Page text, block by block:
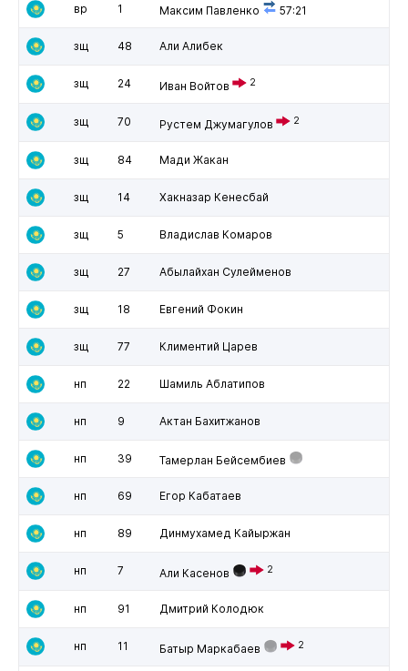
вр 1 Максим Павленко 57:21
зщ 48 Али Алибек
зщ 24 Иван Войтов 2
зщ 70 Рустем Джумагулов 2
зщ 84 Мади Жакан
зщ 14 Хакназар Кенесбай
зщ 5 Владислав Комаров
зщ 27 Абылайхан Сулейменов
зщ 18 Евгений Фокин
зщ 77 Климентий Царев
нп 22 Шамиль Аблатипов
нп 9 Актан Бахитжанов
нп 39 Тамерлан Бейсембиев
нп 69 Егор Кабатаев
нп 89 Динмухамед Кайыржан
нп 7 Али Касенов 2
нп 91 Дмитрий Колодюк
нп 11 Батыр Маркабаев 2